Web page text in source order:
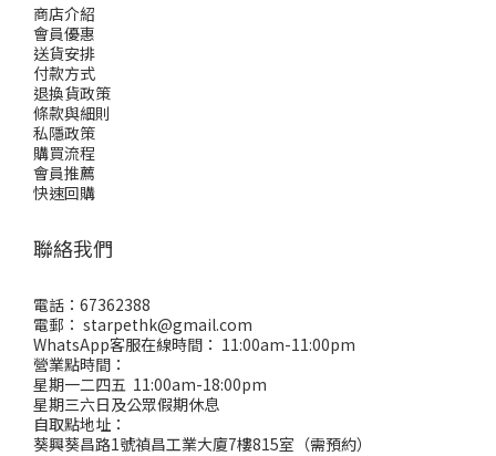
商店介紹
會員優惠
送貨安排
付款方式
退換貨政策
條款與細則
私隱政策
購買流程
會員推薦
快速回購
聯絡我們
電話：67362388
電郵： starpethk@gmail.com
WhatsApp客服在線時間： 11:00am-11:00pm
營業點時間：
星期一二四五 11:00am-18:00pm
星期三六日及公眾假期休息
自取點地址：
葵興葵昌路1號禎昌工業大廈7樓815室（需預約）